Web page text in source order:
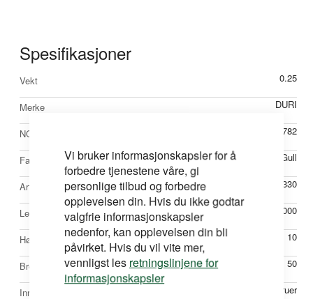
Vi bruker informasjonskapsler for å
forbedre tjenestene våre, gi
personlige tilbud og forbedre
opplevelsen din. Hvis du ikke godtar
valgfrie informasjonskapsler
nedenfor, kan opplevelsen din bli
påvirket. Hvis du vil vite mer,
vennligst les retningslinjene for
informasjonskapsler
Spesifikasjoner
Mer
informasjon
Vekt 0.25
Merke DURI
NOBBNr 52641782
Farge Gull
Artikkelnr 8241330
Lengde mm 3000
Høyde mm 10
Bredde mm 50
Innfesting Skruer